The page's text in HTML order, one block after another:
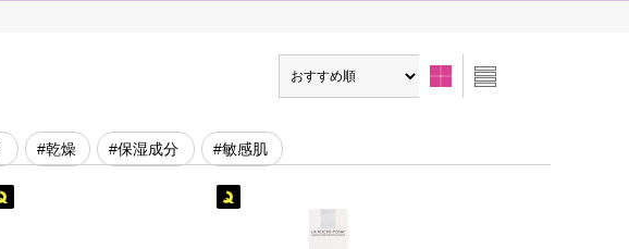
#乾燥 #保湿成分 #敏感肌